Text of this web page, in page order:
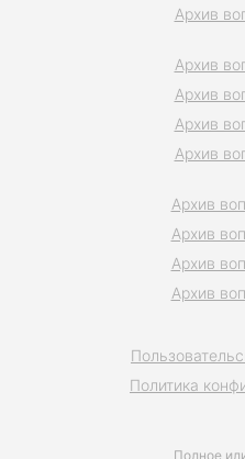
Полное
Политика
Архив
Архив
Архив
Архив
Архив
Архив
Архив
Архив
Архив